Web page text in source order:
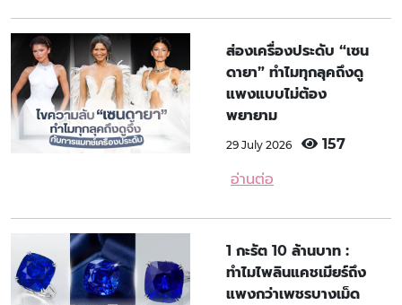
ส่องเครื่องประดับ “เซน
ดายา” ทำไมทุกลุคถึงดู
แพงแบบไม่ต้อง
พยายาม
29 July 2026 157
อ่านต่อ
1 กะรัต 10 ล้านบาท :
ทำไมไพลินแคชเมียร์ถึง
แพงกว่าเพชรบางเม็ด